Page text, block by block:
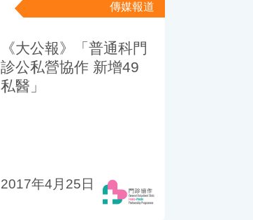
傳媒報道
《大公報》「普通科門
診公私營協作 新增49
私醫」
2017年4月25日